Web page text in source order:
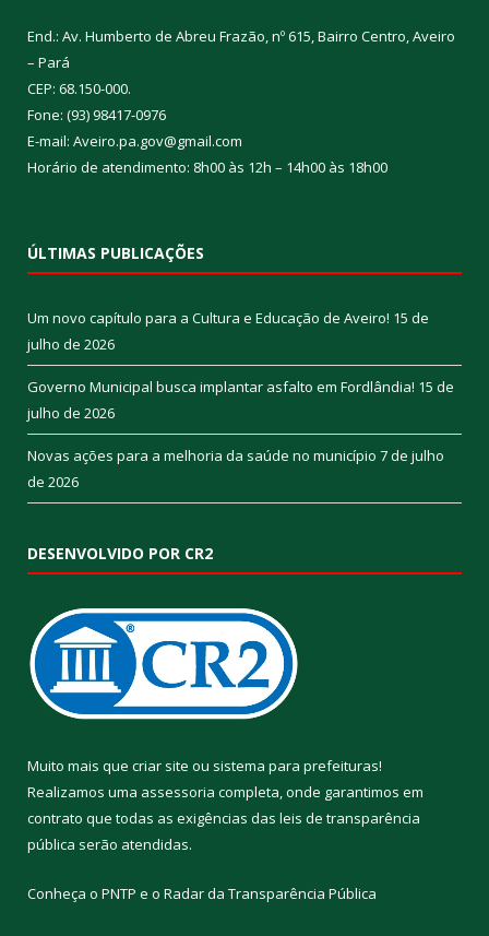
End.: Av. Humberto de Abreu Frazão, nº 615, Bairro Centro, Aveiro
– Pará
CEP: 68.150-000.
Fone: (93) 98417-0976
E-mail: Aveiro.pa.gov@gmail.com
Horário de atendimento: 8h00 às 12h – 14h00 às 18h00
ÚLTIMAS PUBLICAÇÕES
Um novo capítulo para a Cultura e Educação de Aveiro! 15 de
julho de 2026
Governo Municipal busca implantar asfalto em Fordlândia! 15 de
julho de 2026
Novas ações para a melhoria da saúde no município 7 de julho
de 2026
DESENVOLVIDO POR CR2
Muito mais que criar site ou sistema para prefeituras!
Realizamos uma assessoria completa, onde garantimos em
contrato que todas as exigências das leis de transparência
pública serão atendidas.
Conheça o PNTP e o Radar da Transparência Pública